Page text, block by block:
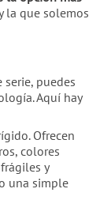
la que solemos
puedes
Aquí hay
Ofrecen
colores
y
una simple